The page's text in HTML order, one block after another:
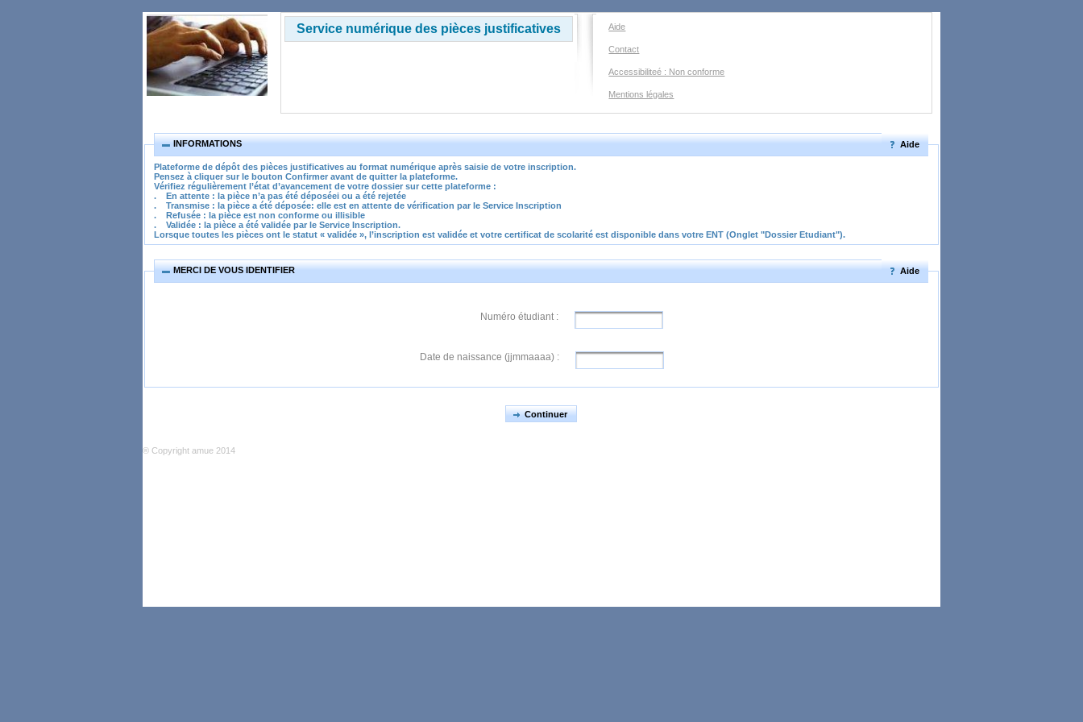
Service numérique des pièces justificatives Aide
Contact
Accessibiliteé : Non conforme
Mentions légales
Aide
INFORMATIONS
Plateforme de dépôt des pièces justificatives au format numérique après saisie de votre inscription.
Pensez à cliquer sur le bouton Confirmer avant de quitter la plateforme.
Vérifiez régulièrement l’état d’avancement de votre dossier sur cette plateforme :
. En attente : la pièce n’a pas été déposéei ou a été rejetée
. Transmise : la pièce a été déposée: elle est en attente de vérification par le Service Inscription
. Refusée : la pièce est non conforme ou illisible
. Validée : la pièce a été validée par le Service Inscription.
Lorsque toutes les pièces ont le statut « validée », l’inscription est validée et votre certificat de scolarité est disponible dans votre ENT (Onglet "Dossier Etudiant").
Aide
MERCI DE VOUS IDENTIFIER
Numéro étudiant :
Date de naissance (jjmmaaaa) :
Continuer
® Copyright amue 2014